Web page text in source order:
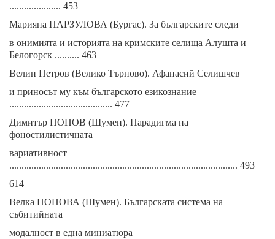
..................... 453
Марияна ПАРЗУЛОВА (Бургас). За българските следи
в онимията и историята на кримските селища Алушта и
Белогорск .......... 463
Велин Петров (Велико Търново). Афанасий Селишчев
и приносът му към българското езикознание
.......................................... 477
Димитър ПОПОВ (Шумен). Парадигма на
фоностилистичната
вариативност
............................................................................................. 493
614
Велка ПОПОВА (Шумен). Българската система на
събитийната
модалност в една миниатюра